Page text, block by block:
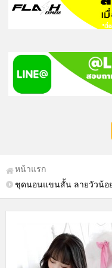
หน้าแรก
ชุดนอนแขนสั้น ลายวัวน้อ